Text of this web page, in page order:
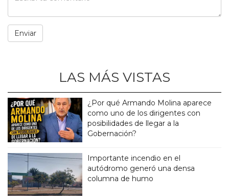
LAS MÁS VISTAS
¿Por qué Armando Molina aparece
como uno de los dirigentes con
posibilidades de llegar a la
Gobernación?
Importante incendio en el
autódromo generó una densa
columna de humo